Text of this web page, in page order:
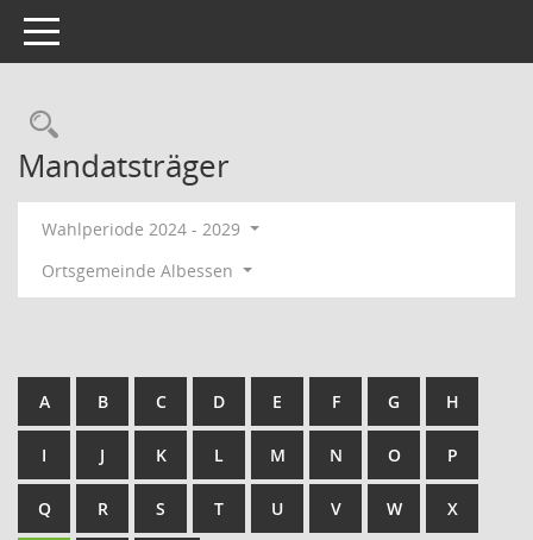
Toggle navigation
Rechercheauswahl
Mandatsträger
Wahlperiode 2024 - 2029
Ortsgemeinde Albessen
A B C D E F G H
I J K L M N O P
Q R S T U V W X